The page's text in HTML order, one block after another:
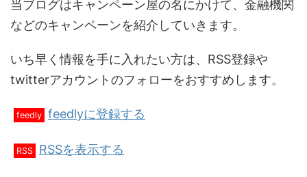
当ブログはキャンペーン屋の名にかけて、金融機関
などのキャンペーンを紹介していきます。
いち早く情報を手に入れたい方は、RSS登録や
twitterアカウントのフォローをおすすめします。
feedly feedlyに登録する
RSS RSSを表示する